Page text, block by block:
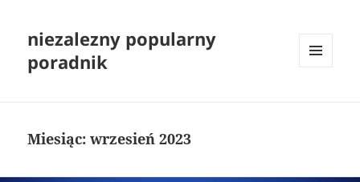
niezalezny popularny
poradnik
Miesiąc:wrzesień 2023